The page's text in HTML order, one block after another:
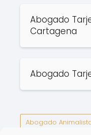
Abogado
Cartagena
Abogado
Abogado